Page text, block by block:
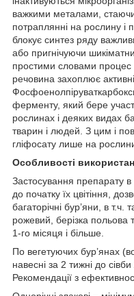
важкими металами,
потраплянні на рослину і
блокує синтез ряду
або пригнічуючи
простими словами процес
речовина захоплює
ферменту, який бере
рослинах і деяких видах
тварин і людей. З цим і
гліфосату лише на
Особливості
Застосування препарату в
до початку їх цвітіння,
багаторічні бур’яни, в т.ч.
рожевий, берізка польова
1-го місяця і більше.
По вегетуючих бур’янах
навесні за 2 тижні до
Рекомендації з